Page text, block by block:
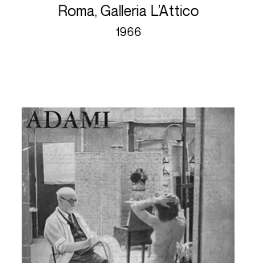
Roma, Galleria L’Attico
1966